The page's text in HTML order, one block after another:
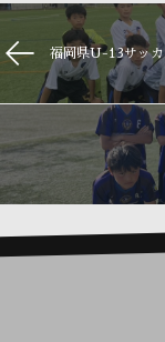
福岡県U-13サッカ